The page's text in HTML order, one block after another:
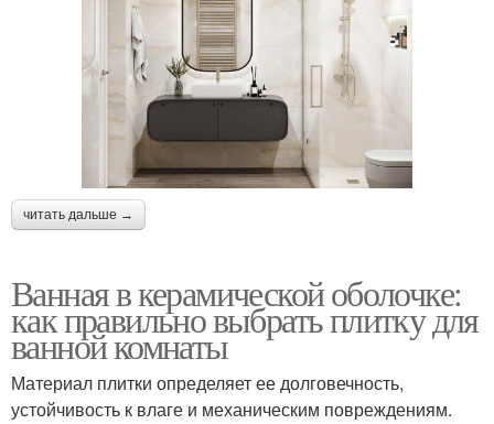
читать дальше →
Ванная в керамической оболочке:
как правильно выбрать плитку для
ванной комнаты
Материал плитки определяет ее долговечность,
устойчивость к влаге и механическим повреждениям.